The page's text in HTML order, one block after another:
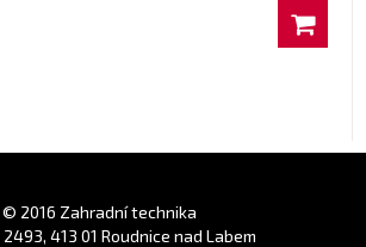
© 2016 Zahradní technika
413 01 Roudnice nad Labem